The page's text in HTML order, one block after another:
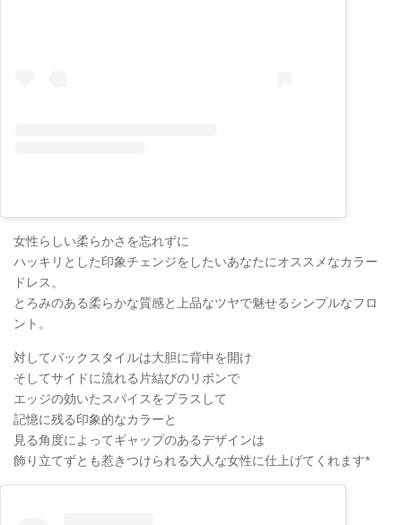
女性らしい柔らかさを忘れずに
ハッキリとした印象チェンジをしたいあなたにオススメなカラー
ドレス。
とろみのある柔らかな質感と上品なツヤで魅せるシンプルなフロ
ント。
対してバックスタイルは大胆に背中を開け
そしてサイドに流れる片結びのリボンで
エッジの効いたスパイスをプラスして
記憶に残る印象的なカラーと
見る角度によってギャップのあるデザインは
飾り立てずとも惹きつけられる大人な女性に仕上げてくれます*